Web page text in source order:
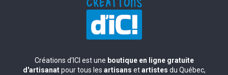
Créations d'ICI est une boutique en ligne gratuite
d'artisanatpour tous les artisans etartistes du Québec,